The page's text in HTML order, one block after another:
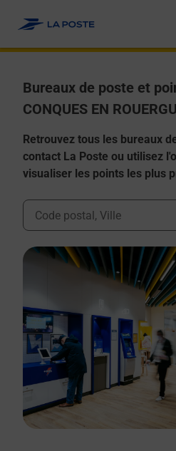
Bureaux de poste et
CONQUES EN
Retrouvez tous les bureaux
contact La Poste ou utilisez
visualiser les points les plus
Ville, Département, Code Postal